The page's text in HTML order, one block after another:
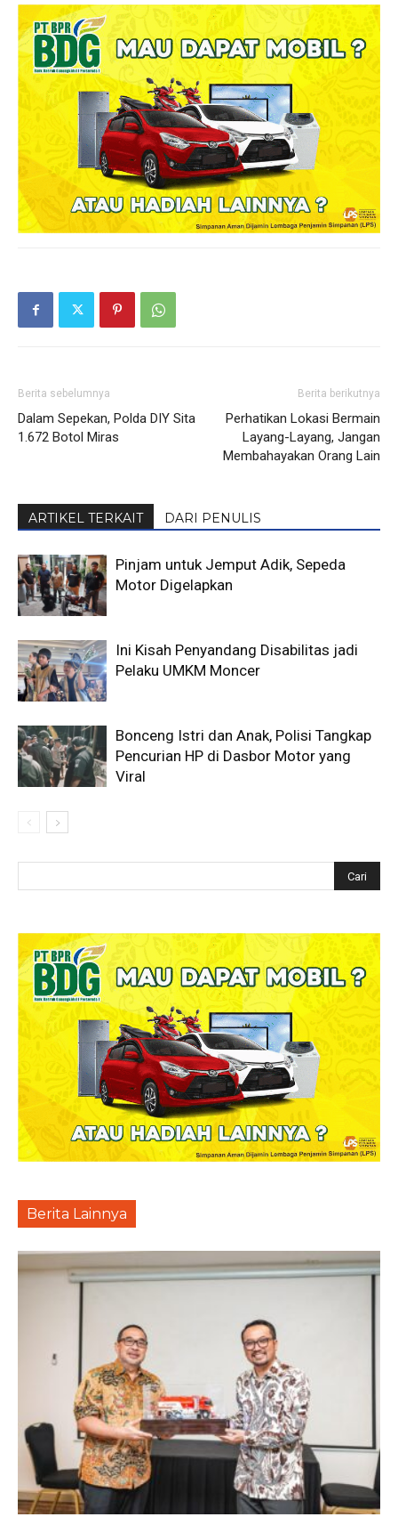
Berita sebelumnya
Dalam Sepekan, Polda DIY Sita
1.672 Botol Miras
Berita berikutnya
Perhatikan Lokasi Bermain
Layang-Layang, Jangan
Membahayakan Orang Lain
ARTIKEL TERKAIT DARI PENULIS
Pinjam untuk Jemput Adik, Sepeda
Motor Digelapkan
Ini Kisah Penyandang Disabilitas jadi
Pelaku UMKM Moncer
Bonceng Istri dan Anak, Polisi Tangkap
Pencurian HP di Dasbor Motor yang
Viral
Berita Lainnya